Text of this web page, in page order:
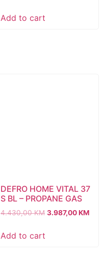
Add to cart
DEFRO HOME VITAL 37
S BL – PROPANE GAS
4.430,00KM 3.987,00KM
Add to cart